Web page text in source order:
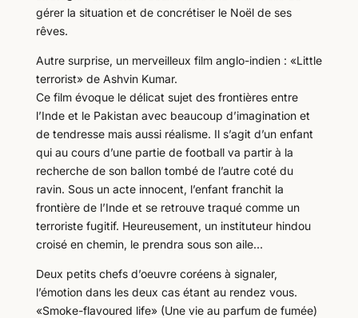
gérer la situation et de concrétiser le Noël de ses
rêves.
Autre surprise, un merveilleux film anglo-indien : «Little
terrorist» de Ashvin Kumar.
Ce film évoque le délicat sujet des frontières entre
l’Inde et le Pakistan avec beaucoup d’imagination et
de tendresse mais aussi réalisme. Il s’agit d’un enfant
qui au cours d’une partie de football va partir à la
recherche de son ballon tombé de l’autre coté du
ravin. Sous un acte innocent, l’enfant franchit la
frontière de l’Inde et se retrouve traqué comme un
terroriste fugitif. Heureusement, un instituteur hindou
croisé en chemin, le prendra sous son aile…
Deux petits chefs d’oeuvre coréens à signaler,
l’émotion dans les deux cas étant au rendez vous.
«Smoke-flavoured life» (Une vie au parfum de fumée)